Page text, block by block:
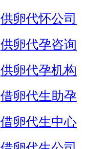
供卵代怀公司
供卵代孕咨询
供卵代孕机构
借卵代生助孕
借卵代生中心